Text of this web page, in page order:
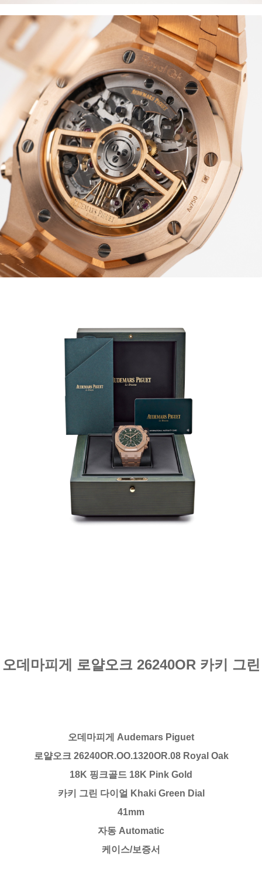
오데마피게 로얄오크 26240OR 카키 그린
오데마피게 Audemars Piguet
로얄오크 26240OR.OO.1320OR.08 Royal Oak
18K 핑크골드 18K Pink Gold
카키 그린 다이얼 Khaki Green Dial
41mm
자동 Automatic
케이스/보증서